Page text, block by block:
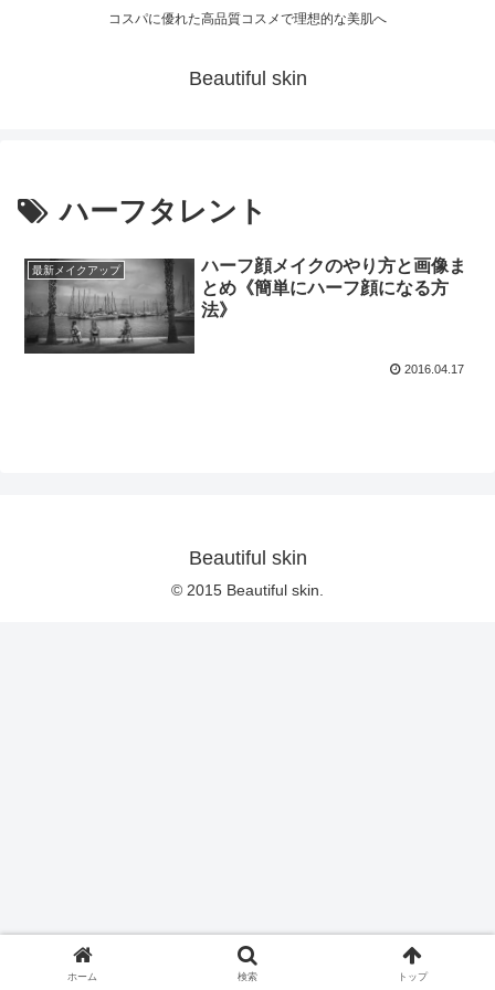
コスパに優れた高品質コスメで理想的な美肌へ
Beautiful skin
ハーフタレント
最新メイクアップ
ハーフ顔メイクのやり方と画像ま
とめ《簡単にハーフ顔になる方
法》
2016.04.17
Beautiful skin
© 2015 Beautiful skin.
ホーム 検索 トップ